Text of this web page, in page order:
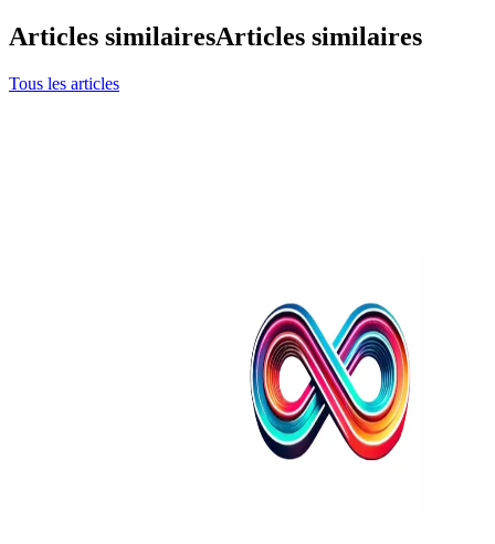
Articles similairesArticles similaires
Tous les articles